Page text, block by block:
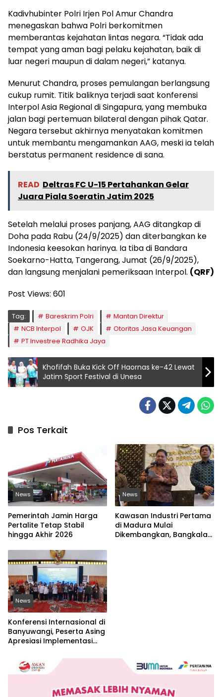
Kadivhubinter Polri Irjen Pol Amur Chandra
menegaskan bahwa Polri berkomitmen
memberantas kejahatan lintas negara. “Tidak ada
tempat yang aman bagi pelaku kejahatan, baik di
luar negeri maupun di dalam negeri,” katanya.
Menurut Chandra, proses pemulangan berlangsung
cukup rumit. Titik baliknya terjadi saat konferensi
Interpol Asia Regional di Singapura, yang membuka
jalan bagi pertemuan bilateral dengan pihak Qatar.
Negara tersebut akhirnya menyatakan komitmen
untuk membantu mengamankan AAG, meski ia telah
berstatus permanent residence di sana.
READ Deltras FC U-15 Pertahankan Gelar
Juara Piala Soeratin Jatim 2025
Setelah melalui proses panjang, AAG ditangkap di
Doha pada Rabu (24/9/2025) dan diterbangkan ke
Indonesia keesokan harinya. Ia tiba di Bandara
Soekarno-Hatta, Tangerang, Jumat (26/9/2025),
dan langsung menjalani pemeriksaan Interpol. (QRF)
Post Views: 601
Tag: Bareskrim Polri
Mantan Direktur
NCB Interpol
OJK
Otoritas Jasa Keuangan
PT Investree Radhika Jaya
Khofifah Buka Kick Off Haornas ke-42 Lewat
Jatim Sport Festival di Unesa
Pos Terkait
News
Pemerintah Jamin Harga
Pertalite Tetap Stabil
hingga Akhir 2026
News
Kawasan Industri Pertama
di Madura Mulai
Dikembangkan, Bangkalan
News
Konferensi Internasional di
Banyuwangi, Peserta Asing
Apresiasi Implementasi